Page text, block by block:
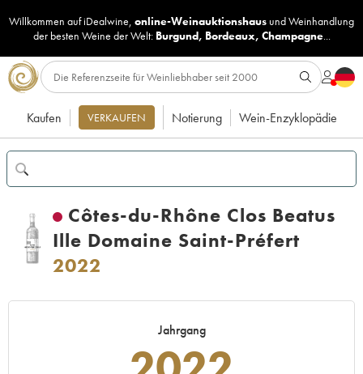
Willkommen auf iDealwine, online-Weinauktionshaus undWeinhandlung
der besten Weine der Welt: Burgund, Bordeaux, Champagne...
Kaufen VERKAUFEN Notierung Wein-Enzyklopädie
Côtes-du-Rhône Clos Beatus
Ille Domaine Saint-Préfert
2022
Jahrgang